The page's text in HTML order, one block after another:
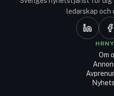
ledarskap och
Om